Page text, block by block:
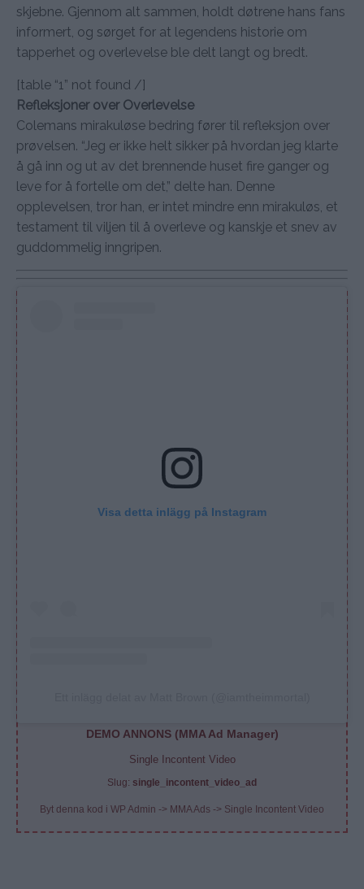
skjebne. Gjennom alt sammen, holdt døtrene hans fans
informert, og sørget for at legendens historie om
tapperhet og overlevelse ble delt langt og bredt.
[table “1” not found /]
Refleksjoner over Overlevelse
Colemans mirakuløse bedring fører til refleksjon over
prøvelsen. “Jeg er ikke helt sikker på hvordan jeg klarte
å gå inn og ut av det brennende huset fire ganger og
leve for å fortelle om det,” delte han. Denne
opplevelsen, tror han, er intet mindre enn mirakuløs, et
testament til viljen til å overleve og kanskje et snev av
guddommelig inngripen.
Visa detta inlägg på Instagram
DEMO ANNONS (MMA Ad Manager)
Single Incontent Video
Slug: single_incontent_video_ad
Byt denna kod i WP Admin -> MMA Ads -> Single Incontent Video